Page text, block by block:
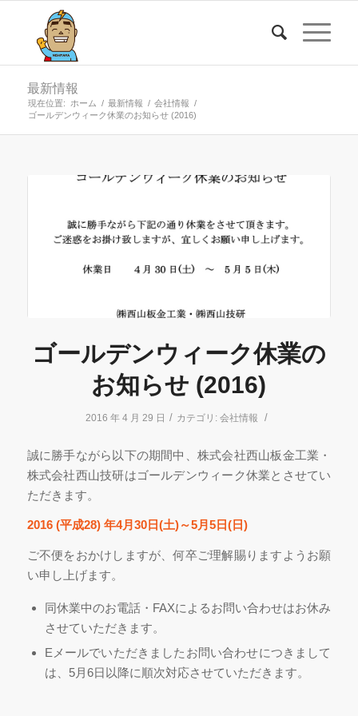
最新情報
現在位置: ホーム / 最新情報 / 会社情報 /
ゴールデンウィーク休業のお知らせ (2016)
ゴールデンウィーク休業の
お知らせ (2016)
2016 年 4 月 29 日 / カテゴリ:会社情報 /
誠に勝手ながら以下の期間中、株式会社西山板金工業・
株式会社西山技研はゴールデンウィーク休業とさせてい
ただきます。
2016 (平成28) 年4月30日(土)～5月5日(日)
ご不便をおかけしますが、何卒ご理解賜りますようお願
い申し上げます。
同休業中のお電話・FAXによるお問い合わせはお休み
させていただきます。
Eメールでいただきましたお問い合わせにつきまして
は、5月6日以降に順次対応させていただきます。